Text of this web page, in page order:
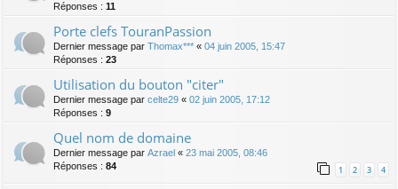
Réponses : 11
Porte clefs TouranPassion
Dernier message par Thomax*** « 04 juin 2005, 15:47
Réponses : 23
Utilisation du bouton "citer"
Dernier message par celte29 « 02 juin 2005, 17:12
Réponses : 9
Quel nom de domaine
Dernier message par Azrael « 23 mai 2005, 08:46
Réponses : 84 1 2 3 4